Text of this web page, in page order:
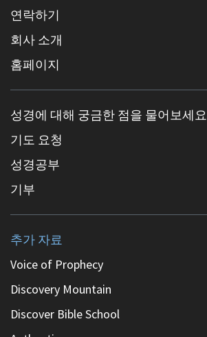
연락하기
회사 소개
홈페이지
성경에 대해 궁금한 점을 물어보세요
기도 요청
성경공부
기부
추가 자료
Voice of Prophecy
Discovery Mountain
Discover Bible School